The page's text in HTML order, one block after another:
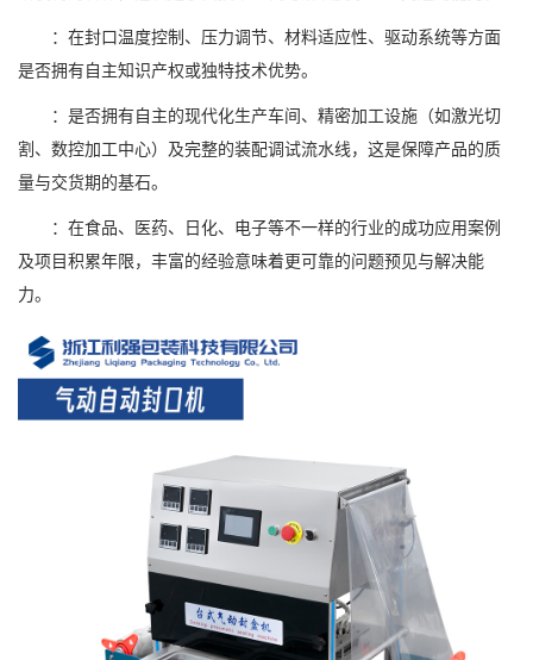
：在封口温度控制、压力调节、材料适应性、驱动系统等方面
是否拥有自主知识产权或独特技术优势。
：是否拥有自主的现代化生产车间、精密加工设施（如激光切
割、数控加工中心）及完整的装配调试流水线，这是保障产品的质
量与交货期的基石。
：在食品、医药、日化、电子等不一样的行业的成功应用案例
及项目积累年限，丰富的经验意味着更可靠的问题预见与解决能
力。